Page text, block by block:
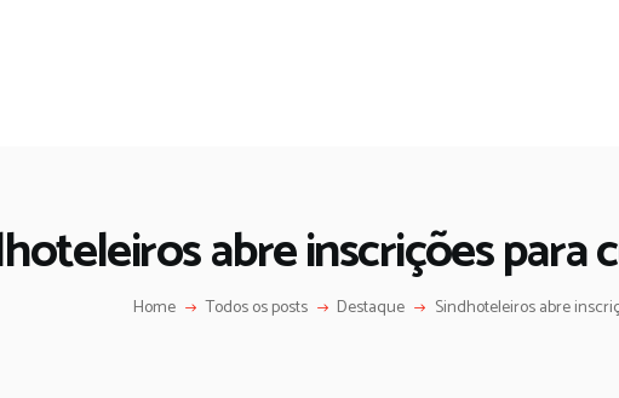
abre inscrições para
Home Todos os posts Destaque Sindhoteleiros abre